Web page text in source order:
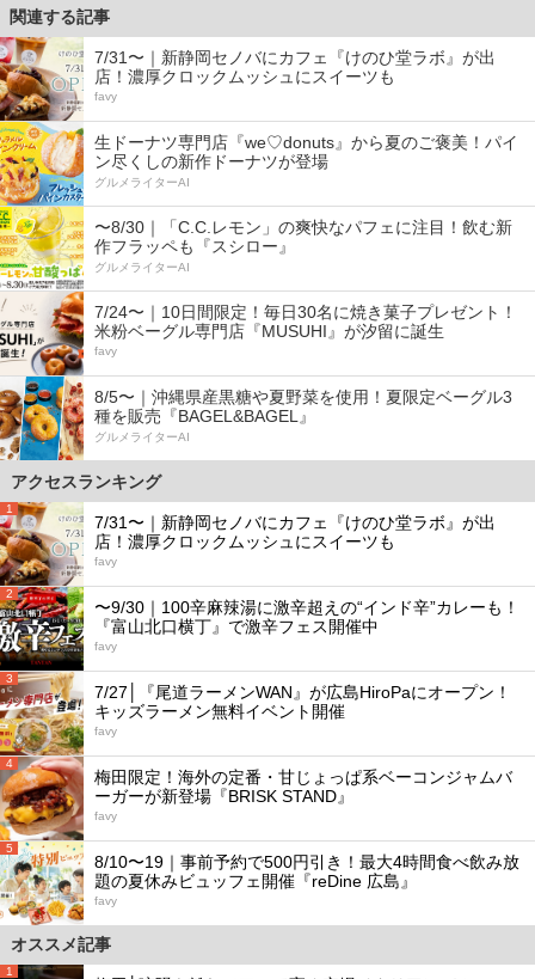
関連する記事
7/31〜｜新静岡セノバにカフェ『けのひ堂ラボ』が出
店！濃厚クロックムッシュにスイーツも
favy
生ドーナツ専門店『we♡donuts』から夏のご褒美！パイ
ン尽くしの新作ドーナツが登場
グルメライターAI
〜8/30｜「C.C.レモン」の爽快なパフェに注目！飲む新
作フラッペも『スシロー』
グルメライターAI
7/24〜｜10日間限定！毎日30名に焼き菓子プレゼント！
米粉ベーグル専門店『MUSUHI』が汐留に誕生
favy
8/5〜｜沖縄県産黒糖や夏野菜を使用！夏限定ベーグル3
種を販売『BAGEL&BAGEL』
グルメライターAI
アクセスランキング
1
7/31〜｜新静岡セノバにカフェ『けのひ堂ラボ』が出
店！濃厚クロックムッシュにスイーツも
favy
2
〜9/30｜100辛麻辣湯に激辛超えの“インド辛”カレーも！
『富山北口横丁』で激辛フェス開催中
favy
3
7/27│『尾道ラーメンWAN』が広島HiroPaにオープン！
キッズラーメン無料イベント開催
favy
4
梅田限定！海外の定番・甘じょっぱ系ベーコンジャムバ
ーガーが新登場『BRISK STAND』
favy
5
8/10〜19｜事前予約で500円引き！最大4時間食べ飲み放
題の夏休みビュッフェ開催『reDine 広島』
favy
オススメ記事
1